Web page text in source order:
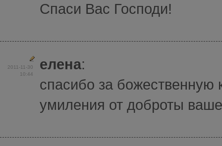
Спаси Вас Господи!
2011-11-30
10:44
елена:
спасибо за божественную
умиления от доброты